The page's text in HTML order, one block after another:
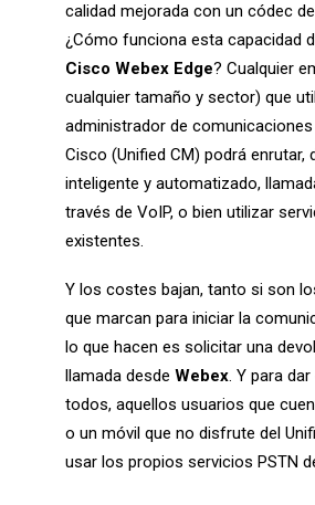
calidad mejorada con un códec
¿Cómo funciona esta capacidad
Cisco Webex Edge? Cualquier
cualquier tamaño y sector) que
administrador de
Cisco (Unified CM) podrá enrutar,
inteligente y automatizado,
través de VoIP, o bien utilizar
existentes.
Y los costes bajan, tanto si son
que marcan para iniciar la
lo que hacen es solicitar una
llamada desde Webex. Y para
todos, aquellos usuarios que
o un móvil que no disfrute del
usar los propios servicios PSTN